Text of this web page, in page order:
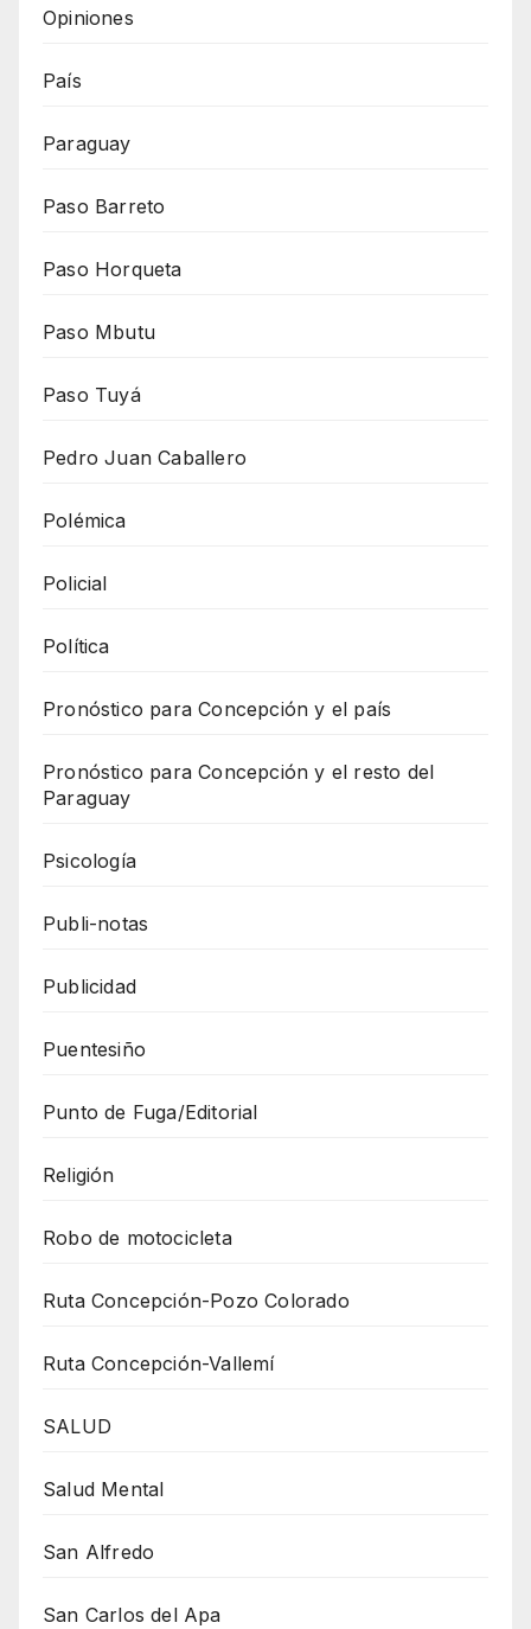
Opiniones
País
Paraguay
Paso Barreto
Paso Horqueta
Paso Mbutu
Paso Tuyá
Pedro Juan Caballero
Polémica
Policial
Política
Pronóstico para Concepción y el país
Pronóstico para Concepción y el resto del
Paraguay
Psicología
Publi-notas
Publicidad
Puentesiño
Punto de Fuga/Editorial
Religión
Robo de motocicleta
Ruta Concepción-Pozo Colorado
Ruta Concepción-Vallemí
SALUD
Salud Mental
San Alfredo
San Carlos del Apa